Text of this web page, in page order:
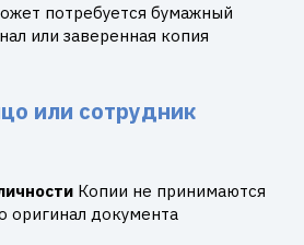
потребуется бумажный
или заверенная копия
или сотрудник
Копии не принимаются
оригинал документа